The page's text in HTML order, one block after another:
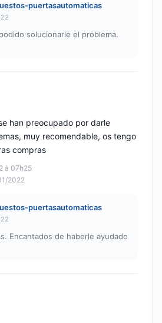
puertasautomaticas
solucionarle el problema.
à 07h25
2022
han preocupado por darle
muy recomendable, os tengo
compras
puertasautomaticas
Encantados de haberle ayudado